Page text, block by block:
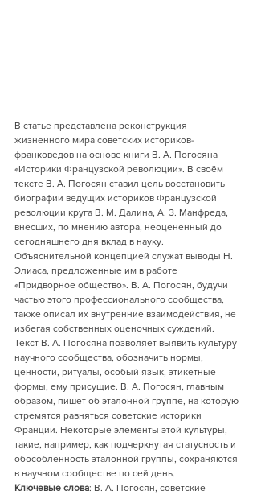
В статье представлена реконструкция
жизненного мира советских историков-
франковедов на основе книги В. А. Погосяна
«Историки Французской революции». В своём
тексте В. А. Погосян ставил цель восстановить
биографии ведущих историков Французской
революции круга В. М. Далина, А. З. Манфреда,
внесших, по мнению автора, неоцененный до
сегодняшнего дня вклад в науку.
Объяснительной концепцией служат выводы Н.
Элиаса, предложенные им в работе
«Придворное общество». В. А. Погосян, будучи
частью этого профессионального сообщества,
также описал их внутренние взаимодействия, не
избегая собственных оценочных суждений.
Текст В. А. Погосяна позволяет выявить культуру
научного сообщества, обозначить нормы,
ценности, ритуалы, особый язык, этикетные
формы, ему присущие. В. А. Погосян, главным
образом, пишет об эталонной группе, на которую
стремятся равняться советские историки
Франции. Некоторые элементы этой культуры,
такие, например, как подчеркнутая статусность и
обособленность эталонной группы, сохраняются
в научном сообществе по сей день.
Ключевые слова: В. А. Погосян, советские